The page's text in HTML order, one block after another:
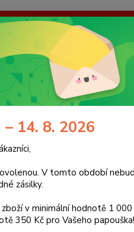
žádné zásilky. Pokud
Děkujeme za
Hledat +420
(Po-
14. 8. 2026
V tomto období
zásilky.
v minimální hodnotě 1 000
350 Kč pro Vašeho papouška!